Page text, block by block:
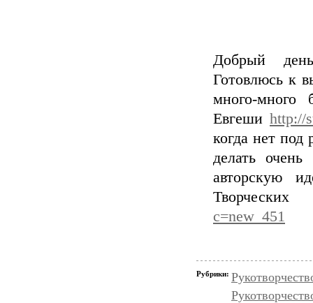
Добрый
Готовлюсь к
много-
Евгеши http://
когда нет
делать очень
авторскую
c=new_451
Рубрики: